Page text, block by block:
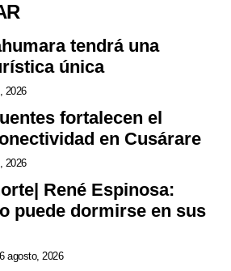
tendrá una
única
2026
fortalecen el
en Cusárare
2026
René Espinosa:
puede dormirse en sus
6 agosto, 2026